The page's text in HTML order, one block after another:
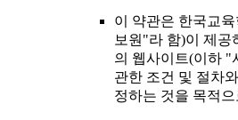
이 약관은 한국교
보원"라 함)이 제공
의 웹사이트(이하 "
관한 조건 및 절차
정하는 것을 목적